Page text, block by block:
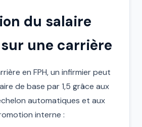
du salaire
une carrière
en FPH, un infirmier peut
de base par 1,5 grâce aux
automatiques et aux
interne :